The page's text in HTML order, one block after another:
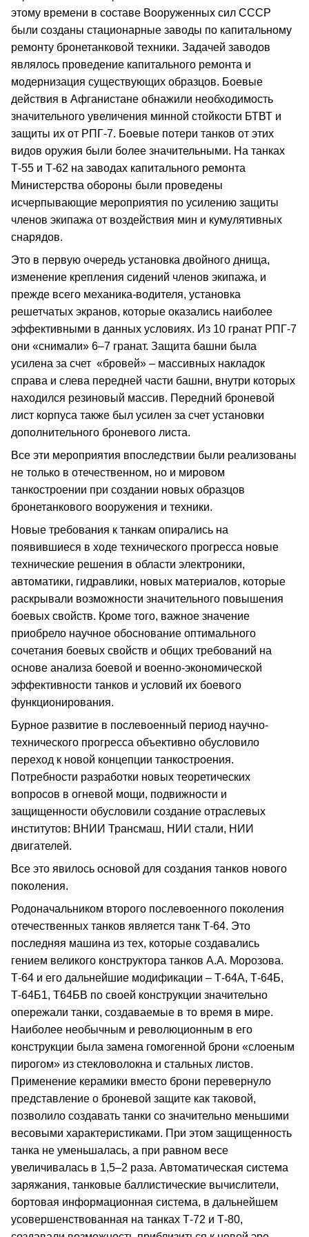
этому времени в составе Вооруженных сил СССР
были созданы стационарные заводы по капитальному
ремонту бронетанковой техники. Задачей заводов
являлось проведение капитального ремонта и
модернизация существующих образцов. Боевые
действия в Афганистане обнажили необходимость
значительного увеличения минной стойкости БТВТ и
защиты их от РПГ-7. Боевые потери танков от этих
видов оружия были более значительными. На танках
Т-55 и Т-62 на заводах капитального ремонта
Министерства обороны были проведены
исчерпывающие мероприятия по усилению защиты
членов экипажа от воздействия мин и кумулятивных
снарядов.
Это в первую очередь установка двойного днища,
изменение крепления сидений членов экипажа, и
прежде всего механика-водителя, установка
решетчатых экранов, которые оказались наиболее
эффективными в данных условиях. Из 10 гранат РПГ-7
они «снимали» 6–7 гранат. Защита башни была
усилена за счет «бровей» – массивных накладок
справа и слева передней части башни, внутри которых
находился резиновый массив. Передний броневой
лист корпуса также был усилен за счет установки
дополнительного броневого листа.
Все эти мероприятия впоследствии были реализованы
не только в отечественном, но и мировом
танкостроении при создании новых образцов
бронетанкового вооружения и техники.
Новые требования к танкам опирались на
появившиеся в ходе технического прогресса новые
технические решения в области электроники,
автоматики, гидравлики, новых материалов, которые
раскрывали возможности значительного повышения
боевых свойств. Кроме того, важное значение
приобрело научное обоснование оптимального
сочетания боевых свойств и общих требований на
основе анализа боевой и военно-экономической
эффективности танков и условий их боевого
функционирования.
Бурное развитие в послевоенный период научно-
технического прогресса объективно обусловило
переход к новой концепции танкостроения.
Потребности разработки новых теоретических
вопросов в огневой мощи, подвижности и
защищенности обусловили создание отраслевых
институтов: ВНИИ Трансмаш, НИИ стали, НИИ
двигателей.
Все это явилось основой для создания танков нового
поколения.
Родоначальником второго послевоенного поколения
отечественных танков является танк Т-64. Это
последняя машина из тех, которые создавались
гением великого конструктора танков А.А. Морозова.
Т-64 и его дальнейшие модификации – Т-64А, Т-64Б,
Т-64Б1, Т64БВ по своей конструкции значительно
опережали танки, создаваемые в то время в мире.
Наиболее необычным и революционным в его
конструкции была замена гомогенной брони «слоеным
пирогом» из стекловолокна и стальных листов.
Применение керамики вместо брони перевернуло
представление о броневой защите как таковой,
позволило создавать танки со значительно меньшими
весовыми характеристиками. При этом защищенность
танка не уменьшалась, а при равном весе
увеличивалась в 1,5–2 раза. Автоматическая система
заряжания, танковые баллистические вычислители,
бортовая информационная система, в дальнейшем
усовершенствованная на танках Т-72 и Т-80,